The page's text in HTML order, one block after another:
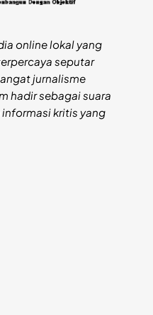
online lokal yang
seputar
jurnalisme
hadir sebagai suara
kritis yang